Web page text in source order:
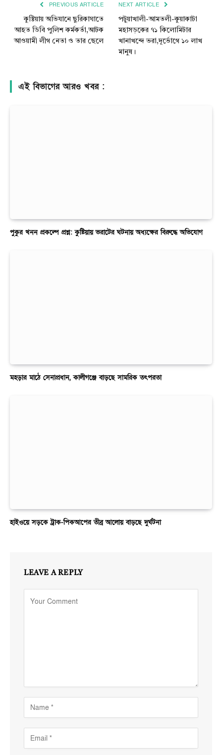
PREVIOUS ARTICLE
কুষ্টিয়ায় অভিযানে ছুরিকাঘাতে
আহত ডিবি পুলিশ কর্মকর্তা,আটক
আওয়ামী লীগ নেতা ও তার ছেলে
NEXT ARTICLE
পটুয়াখালী-আমতলী-কুয়াকাটা
মহাসড়কের ৭১ কিলোমিটার
খানাখন্দে ভরা,দূর্ভোগে ১০ লাখ
মানুষ।
এই বিভাগের আরও খবর :
পুকুর খনন প্রকল্পে প্রশ্ন: কুষ্টিয়ায় ভরাটের ঘটনায় অধ্যক্ষের বিরুদ্ধে অভিযোগ
মহড়ার মাঠে সেনাপ্রধান, কালীগঞ্জে বাড়ছে সামরিক তৎপরতা
হাইওয়ে সড়কে ট্রাক-পিকআপের তীব্র আলোয় বাড়ছে দুর্ঘটনা
LEAVE A REPLY